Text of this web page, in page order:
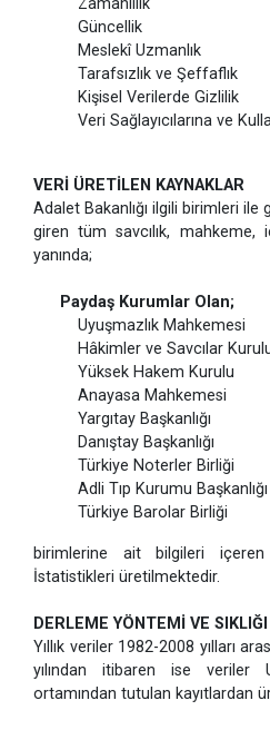
Zamanlılık
Güncellik
Meslekî Uzmanlık
Tarafsızlık ve Şeffaflık
Kişisel Verilerde Gizlilik
Veri Sağlayıcılarına ve
VERİ ÜRETİLEN KAYNAKLAR
Adalet Bakanlığı ilgili birimleri
giren tüm savcılık, mahkeme,
yanında;
Paydaş Kurumlar Olan;
Uyuşmazlık Mahkemesi
Hâkimler ve Savcılar
Yüksek Hakem Kurulu
Anayasa Mahkemesi
Yargıtay Başkanlığı
Danıştay Başkanlığı
Türkiye Noterler Birliği
Adli Tıp Kurumu Başkanlığı
Türkiye Barolar Birliği
birimlerine ait bilgileri
İstatistikleri üretilmektedir.
DERLEME YÖNTEMİ VE SIKLIĞI
Yıllık veriler 1982-2008 yılları
yılından itibaren ise veriler
ortamından tutulan kayıtlardan